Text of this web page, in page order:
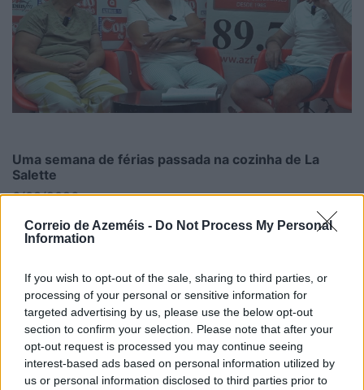
Correio de Azeméis - Do Not Process My Personal
Information
If you wish to opt-out of the sale, sharing to third parties, or
processing of your personal or sensitive information for
targeted advertising by us, please use the below opt-out
section to confirm your selection. Please note that after your
opt-out request is processed you may continue seeing
interest-based ads based on personal information utilized by
us or personal information disclosed to third parties prior to
Uma semana de férias passada na cozinha de La
Salette
6/08/2026